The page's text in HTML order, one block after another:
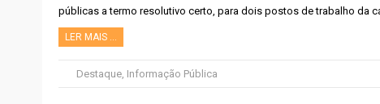
públicas a termo resolutivo certo, para dois postos de trabalho da
LER MAIS …
Destaque, Informação Pública